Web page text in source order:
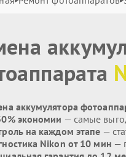
аккумулятора
экономии — самые
на каждом этапе —
Nikon от 10 мин —